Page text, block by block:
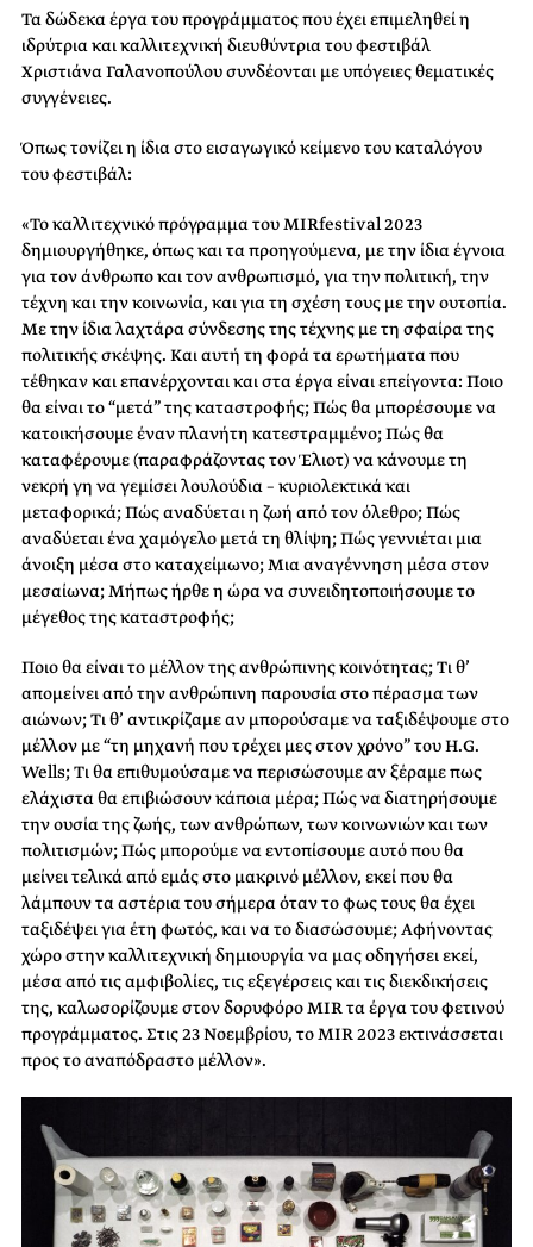
Τα δώδεκα έργα του προγράμματος που έχει επιμεληθεί η
ιδρύτρια και καλλιτεχνική διευθύντρια του φεστιβάλ
Χριστιάνα Γαλανοπούλου συνδέονται με υπόγειες θεματικές
συγγένειες.
Όπως τονίζει η ίδια στο εισαγωγικό κείμενο του καταλόγου
του φεστιβάλ:
«Το καλλιτεχνικό πρόγραμμα του MIRfestival 2023
δημιουργήθηκε, όπως και τα προηγούμενα, με την ίδια έγνοια
για τον άνθρωπο και τον ανθρωπισμό, για την πολιτική, την
τέχνη και την κοινωνία, και για τη σχέση τους με την ουτοπία.
Με την ίδια λαχτάρα σύνδεσης της τέχνης με τη σφαίρα της
πολιτικής σκέψης. Και αυτή τη φορά τα ερωτήματα που
τέθηκαν και επανέρχονται και στα έργα είναι επείγοντα: Ποιο
θα είναι το “μετά” της καταστροφής; Πώς θα μπορέσουμε να
κατοικήσουμε έναν πλανήτη κατεστραμμένο; Πώς θα
καταφέρουμε (παραφράζοντας τον Έλιοτ) να κάνουμε τη
νεκρή γη να γεμίσει λουλούδια – κυριολεκτικά και
μεταφορικά; Πώς αναδύεται η ζωή από τον όλεθρο; Πώς
αναδύεται ένα χαμόγελο μετά τη θλίψη; Πώς γεννιέται μια
άνοιξη μέσα στο καταχείμωνο; Μια αναγέννηση μέσα στον
μεσαίωνα; Μήπως ήρθε η ώρα να συνειδητοποιήσουμε το
μέγεθος της καταστροφής;
Ποιο θα είναι το μέλλον της ανθρώπινης κοινότητας; Τι θ’
απομείνει από την ανθρώπινη παρουσία στο πέρασμα των
αιώνων; Τι θ’ αντικρίζαμε αν μπορούσαμε να ταξιδέψουμε στο
μέλλον με “τη μηχανή που τρέχει μες στον χρόνο” του H.G.
Wells; Τι θα επιθυμούσαμε να περισώσουμε αν ξέραμε πως
ελάχιστα θα επιβιώσουν κάποια μέρα; Πώς να διατηρήσουμε
την ουσία της ζωής, των ανθρώπων, των κοινωνιών και των
πολιτισμών; Πώς μπορούμε να εντοπίσουμε αυτό που θα
μείνει τελικά από εμάς στο μακρινό μέλλον, εκεί που θα
λάμπουν τα αστέρια του σήμερα όταν το φως τους θα έχει
ταξιδέψει για έτη φωτός, και να το διασώσουμε; Αφήνοντας
χώρο στην καλλιτεχνική δημιουργία να μας οδηγήσει εκεί,
μέσα από τις αμφιβολίες, τις εξεγέρσεις και τις διεκδικήσεις
της, καλωσορίζουμε στον δορυφόρο MIR τα έργα του φετινού
προγράμματος. Στις 23 Νοεμβρίου, το MIR 2023 εκτινάσσεται
προς το αναπόδραστο μέλλον».